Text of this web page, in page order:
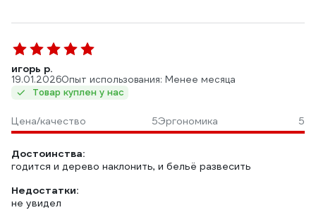
игорь р.
19.01.2026Опыт использования: Менее месяца
Товар куплен у нас
Цена/качество 5Эргономика 5
Достоинства:
годится и дерево наклонить, и бельё развесить
Недостатки:
не увидел